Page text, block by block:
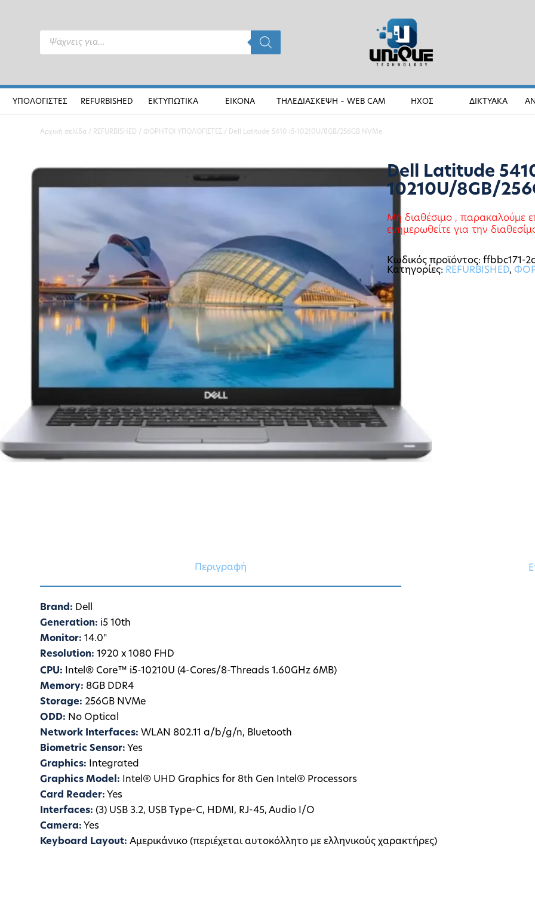
search
ΥΠΟΛΟΓΙΣΤΕΣ REFURBISHED ΕΚΤΥΠΩΤΙΚΑ ΕΙΚΟΝΑ ΤΗΛΕΔΙΑΣΚΕΨΗ – WEB CAM ΗΧΟΣ ΔΙΚΤΥΑΚΑ
Αρχική σελίδα / REFURBISHED / ΦΟΡΗΤΟΙ ΥΠΟΛΟΓΙΣΤΕΣ / Dell Latitude 5410 i5-10210U/8GB/256GB NVMe
Dell Latitude
10210U/8GB/
Μή διαθέσιμο , παρακαλούμε
ενημερωθείτε για την
Κωδικός προϊόντος: ffbbc171-
Κατηγορίες: REFURBISHED,
Περιγραφή
Brand: Dell
Generation: i5 10th
Monitor: 14.0"
Resolution: 1920 x 1080 FHD
CPU: Intel® Core™ i5-10210U (4-Cores/8-Threads 1.60GHz 6MB)
Memory: 8GB DDR4
Storage: 256GB NVMe
ODD: No Optical
Network Interfaces: WLAN 802.11 a/b/g/n, Bluetooth
Biometric Sensor: Yes
Graphics: Integrated
Graphics Model: Intel® UHD Graphics for 8th Gen Intel® Processors
Card Reader: Yes
Interfaces: (3) USB 3.2, USB Type-C, HDMI, RJ-45, Audio I/O
Camera: Yes
Keyboard Layout: Αμερικάνικο (περιέχεται αυτοκόλλητο με ελληνικούς χαρακτήρες)